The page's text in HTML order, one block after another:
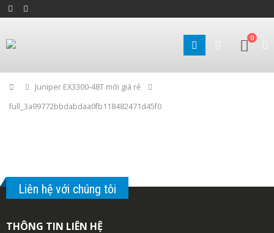
0
Home
Juniper EX3300-48T mới giá rẻ
full_3a99772bbdabdaa0fb118482471d45f0
Liên hệ với chúng tôi
THÔNG TIN LIÊN HỆ